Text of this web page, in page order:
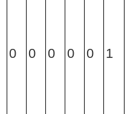
0 0 0 0 0 1